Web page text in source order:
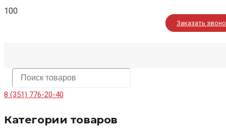
Заказать
8 (351) 776-20-40
Категории товаров